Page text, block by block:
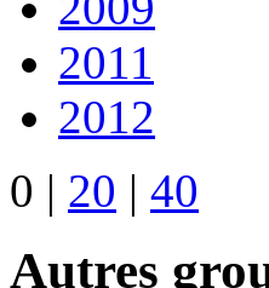
2011
2012
0 | 20 | 40
Autres